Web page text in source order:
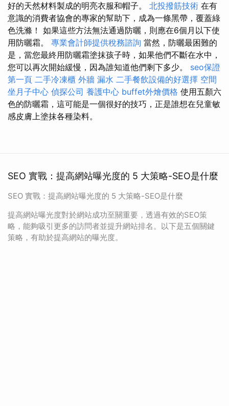
好的天然材料製成的明亮衣服和帽子。 北投撥筋技術 在有
意識的消費者協會的專家的幫助下，成為一條黑帶，覆蓋綠
色洗滌！ 如果這些方法無法通過防曬，則應在6個月以下使
用防曬霜。 專業會計師提供稅務諮詢 當然，防曬最困難的
是，當您最終用防曬霜塗抹孩子時，如果他們不斷在水中，
您可以再次開始緩慢，因為誰知道他們剩下多少。 seo保證
第一頁 二手冷凍櫃 外牆 漏水 二手餐飲設備的好選擇 空間
坐月子中心 偵探公司 養護中心 buffet外燴價格 使用五顏六
色的防曬霜，這可能是一個很好的技巧，正是誰想在兒童敏
感皮膚上塗抹各種染料。
SEO 實戰：提高網站曝光度的 5 大策略-SEO是什麼
SEO 實戰：提高網站曝光度的 5 大策略-SEO是什麼
提高網站曝光度對於網站成功至關重要，透過有效的SEO策
略，能夠吸引更多的訪問者並提升網站排名。以下是五個關鍵
策略，有助於提高網站的曝光度。